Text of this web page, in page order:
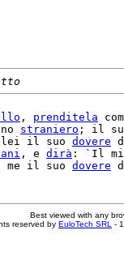
, prenditela
straniero ; il
il suo dovere
, e dirà : `Il
me il suo dovere
Best viewed with any
reserved by EuloTech SRL -